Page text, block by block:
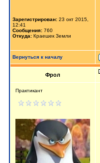
Зарегистрирован: 23 окт 2015,
12:41
Сообщения: 760
Откуда: Краешек Земли
Вернуться к началу
Фрол
Практикант